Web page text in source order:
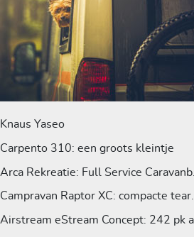
Knaus Yaseo
Carpento 310: een groots kleintje